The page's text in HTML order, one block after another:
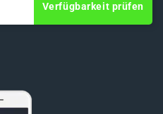
Verfügbarkeit prüfen